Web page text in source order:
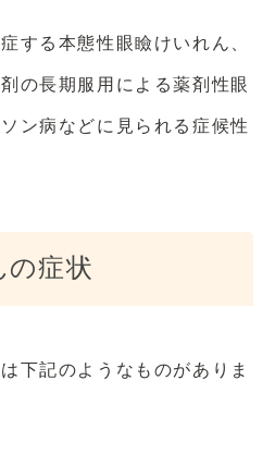
する本態性眼瞼けいれん、
の長期服用による薬剤性眼
ン病などに見られる症候性
の症状
下記のようなものがありま